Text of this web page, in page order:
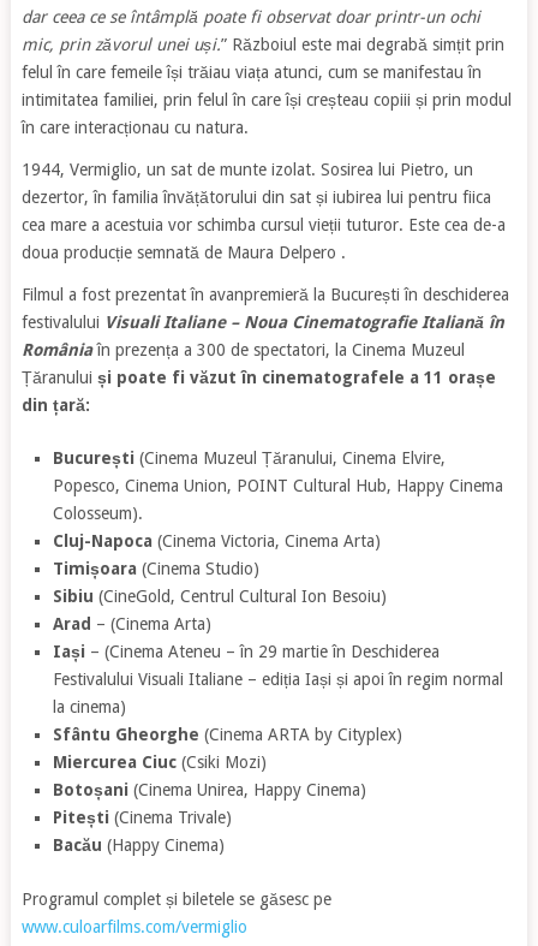
dar ceea ce se întâmplă poate fi observat doar printr-un ochi
mic, prin zăvorul unei uși.” Războiul este mai degrabă simțit prin
felul în care femeile își trăiau viața atunci, cum se manifestau în
intimitatea familiei, prin felul în care își creșteau copiii și prin modul
în care interacționau cu natura.
1944, Vermiglio, un sat de munte izolat. Sosirea lui Pietro, un
dezertor, în familia învățătorului din sat și iubirea lui pentru fiica
cea mare a acestuia vor schimba cursul vieții tuturor. Este cea de-a
doua producție semnată de Maura Delpero .
Filmul a fost prezentat în avanpremieră la București în deschiderea
festivalului Visuali Italiane – Noua Cinematografie Italiană în
România în prezența a 300 de spectatori, la Cinema Muzeul
Țăranului și poate fi văzut în cinematografele a 11 orașe
din țară:
București (Cinema Muzeul Țăranului, Cinema Elvire,
Popesco, Cinema Union, POINT Cultural Hub, Happy Cinema
Colosseum).
Cluj-Napoca (Cinema Victoria, Cinema Arta)
Timișoara(Cinema Studio)
Sibiu (CineGold, Centrul Cultural Ion Besoiu)
Arad – (Cinema Arta)
Iași – (Cinema Ateneu – în 29 martie în Deschiderea
Festivalului Visuali Italiane – ediția Iași și apoi în regim normal
la cinema)
Sfântu Gheorghe (Cinema ARTA by Cityplex)
Miercurea Ciuc (Csiki Mozi)
Botoșani (Cinema Unirea, Happy Cinema)
Pitești (Cinema Trivale)
Bacău(Happy Cinema)
Programul complet și biletele se găsesc pe
www.culoarfilms.com/vermiglio